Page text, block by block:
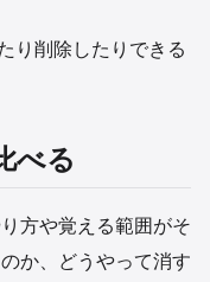
り削除したりできる
べる
方や覚える範囲がそ
か、どうやって消す